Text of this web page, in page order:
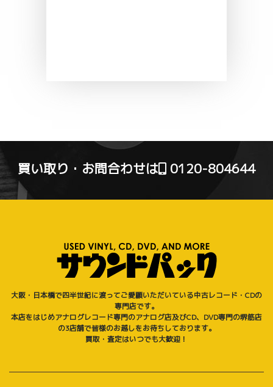
買い取り・お問合わせは 0120-804644
大阪・日本橋で四半世紀に渡ってご愛顧いただいている中古レコード・CDの
専門店です。
本店をはじめアナログレコード専門のアナログ店及びCD、DVD専門の堺筋店
の3店舗で皆様のお越しをお待ちしております。
買取・査定はいつでも大歓迎！